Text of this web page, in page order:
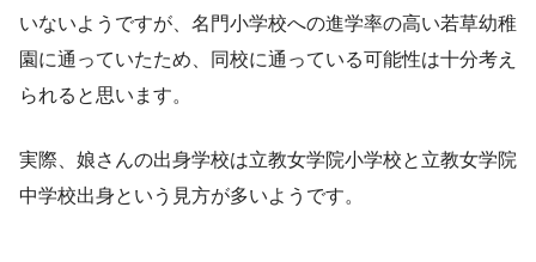
いないようですが、名門小学校への進学率の高い若草幼稚
園に通っていたため、同校に通っている可能性は十分考え
られると思います。
実際、娘さんの出身学校は立教女学院小学校と立教女学院
中学校出身という見方が多いようです。